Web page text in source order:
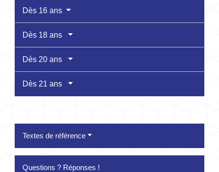
Dès 16 ans
Dès 18 ans
Dès 20 ans
Dès 21 ans
Textes de référence
Questions ? Réponses !